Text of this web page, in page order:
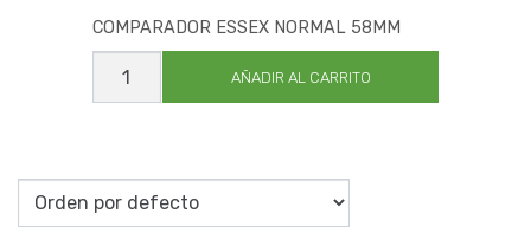
COMPARADOR ESSEX NORMAL 58MM
COMPARADOR
ESSEX
NORMAL
AÑADIR AL CARRITO